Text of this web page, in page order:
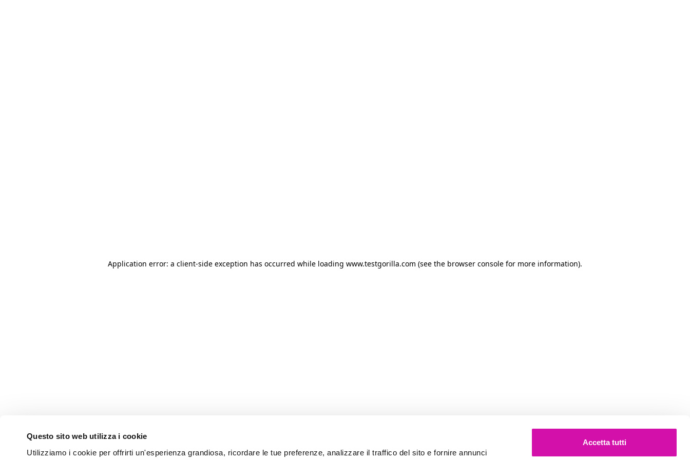
Questo sito web utilizza i cookie
Utilizziamo i cookie per offrirti un'esperienza grandiosa, ricordare le tue preferenze, analizzare il traffico del sito e fornire annunci
Accetta tutti
Application error: a client-side exception has occurred while loading www.testgorilla.com (see the browser console for more information).